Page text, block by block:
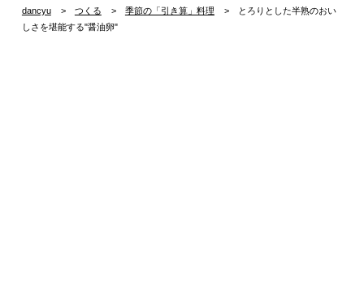
dancyu つくる 季節の「引き算」料理
とろりとした半熟のおい
しさを堪能する"醤油卵"